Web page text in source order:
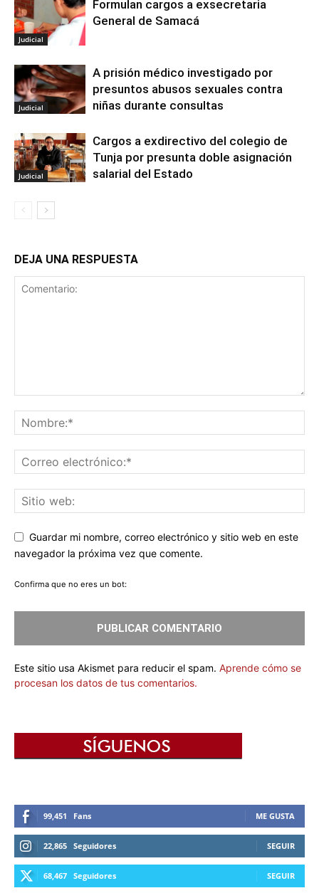
Judicial
Formulan cargos a exsecretaria
General de Samacá
Judicial
A prisión médico investigado por
presuntos abusos sexuales contra
niñas durante consultas
Judicial
Cargos a exdirectivo del colegio de
Tunja por presunta doble asignación
salarial del Estado
DEJA UNA RESPUESTA
Guardar mi nombre, correo electrónico y sitio web en este
navegador la próxima vez que comente.
Confirma que no eres un bot:
Este sitio usa Akismet para reducir el spam. Aprende cómo se
procesan los datos de tus comentarios.
99,451 Fans ME GUSTA
22,865 Seguidores SEGUIR
68,467 Seguidores SEGUIR